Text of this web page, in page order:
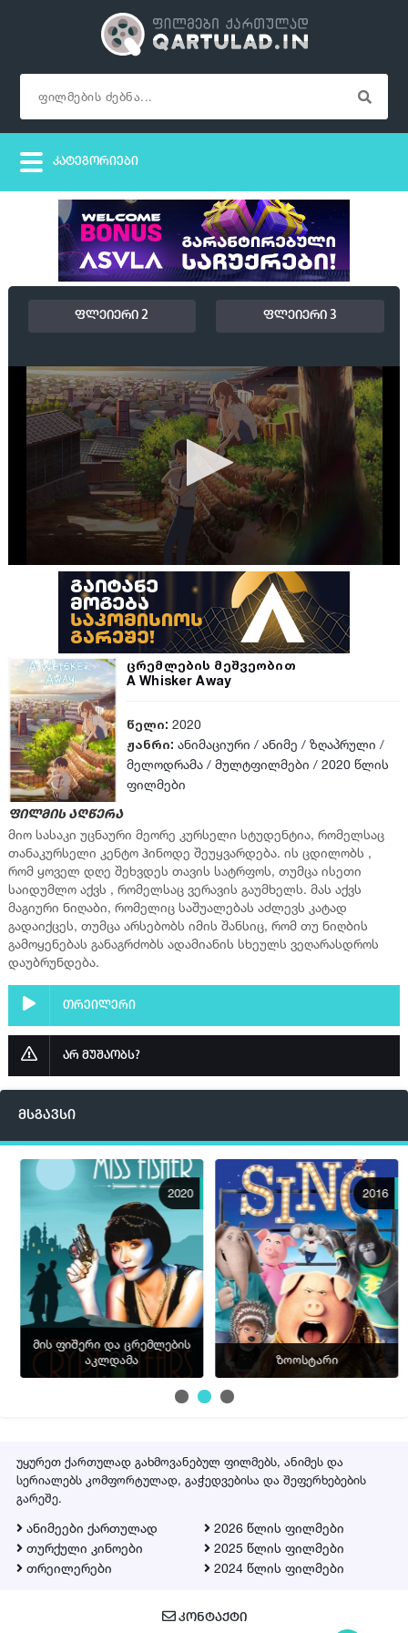
ფლეიერი 2 ფლეიერი 3
ცრემლების მეშვეობით
A Whisker Away
წელი: 2020
ჟანრი: ანიმაციური / ანიმე / ზღაპრული /
მელოდრამა / მულტფილმები / 2020 წლის
ფილმები
ფილმის აღწერა
მიო სასაკი უცნაური მეორე კურსელი სტუდენტია, რომელსაც
თანაკურსელი კენტო ჰინოდე შეუყვარდება. ის ცდილობს ,
რომ ყოველ დღე შეხვდეს თავის სატრფოს, თუმცა ისეთი
საიდუმლო აქვს , რომელსაც ვერავის გაუმხელს. მას აქვს
მაგიური ნიღაბი, რომელიც საშუალებას აძლევს კატად
გადაიქცეს, თუმცა არსებობს იმის შანსიც, რომ თუ ნიღბის
გამოყენებას განაგრძობს ადამიანის სხეულს ვეღარასდროს
დაუბრუნდება.
თრეილერი
არ მუშაობს?
მსგავსი
2020
მის ფიშერი და ცრემლების
აკლდამა
2016
ზოოსტარი
უყურეთ ქართულად გახმოვანებულ ფილმებს, ანიმეს და
სერიალებს კომფორტულად, გაჭედვებისა და შეფერხებების
გარეშე.
ანიმეები ქართულად
თურქული კინოები
თრეილერები
2026 წლის ფილმები
2025 წლის ფილმები
2024 წლის ფილმები
ᲙᲝᲜᲢᲐᲥᲢᲘ